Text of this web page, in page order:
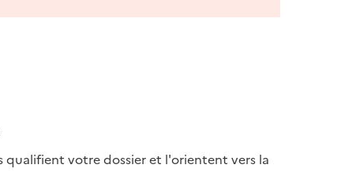
qualifient votre dossier et l'orientent vers la